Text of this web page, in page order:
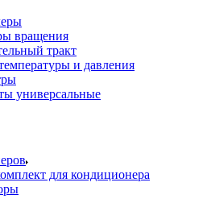
вращения
тракт
и давления
универсальные
для кондиционера